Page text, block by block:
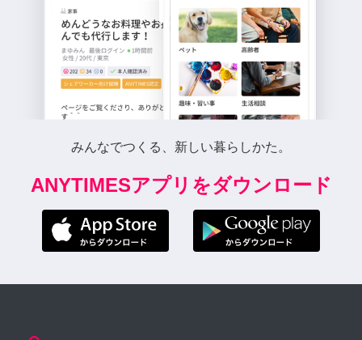
みんなでつくる、新しい暮らしかた。
ANYTIMESアプリをダウンロード